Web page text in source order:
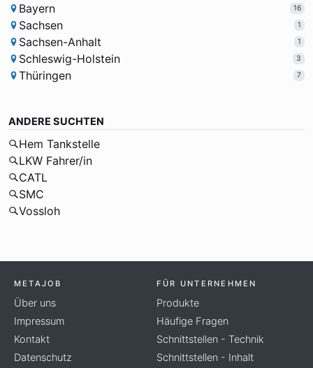
Bayern 16
Sachsen 1
Sachsen-Anhalt 1
Schleswig-Holstein 3
Thüringen 7
ANDERE SUCHTEN
Hem Tankstelle
LKW Fahrer/in
CATL
SMC
Vossloh
METAJOB
Über uns
Impressum
Kontakt
Datenschutz
FÜR UNTERNEHMEN
Produkte
Häufige Fragen
Schnittstellen - Technik
Schnittstellen - Inhalt